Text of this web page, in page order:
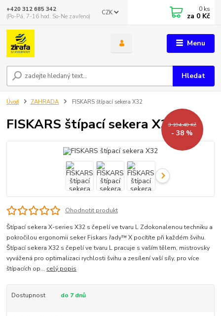
Menu
CZK
Hledat
+420 312 685 342
(Po-Pá, 7-16 hod. So-Ne zavřeno)
0 ks
za 0 Kč
Úvod ZAHRADA FISKARS štípací sekera X32
FISKARS štípací sekera X323 194,40 Kč
- 38 %
Ohodnotit produkt
Štípací sekera X-series X32 s čepelí ve tvaru L Zdokonalenou techniku a
pokročilou ergonomii seker Fiskars řady™ X pocítíte při každém švihu.
Štípací sekera X32 s čepelí ve tvaru L pracuje s vaším tělem, mistrovsky
vyvážená pro optimalizaci rychlosti švihu a zesílení vaší síly, pro více
štípacích op... celý popis
Dostupnost do 7 dnů